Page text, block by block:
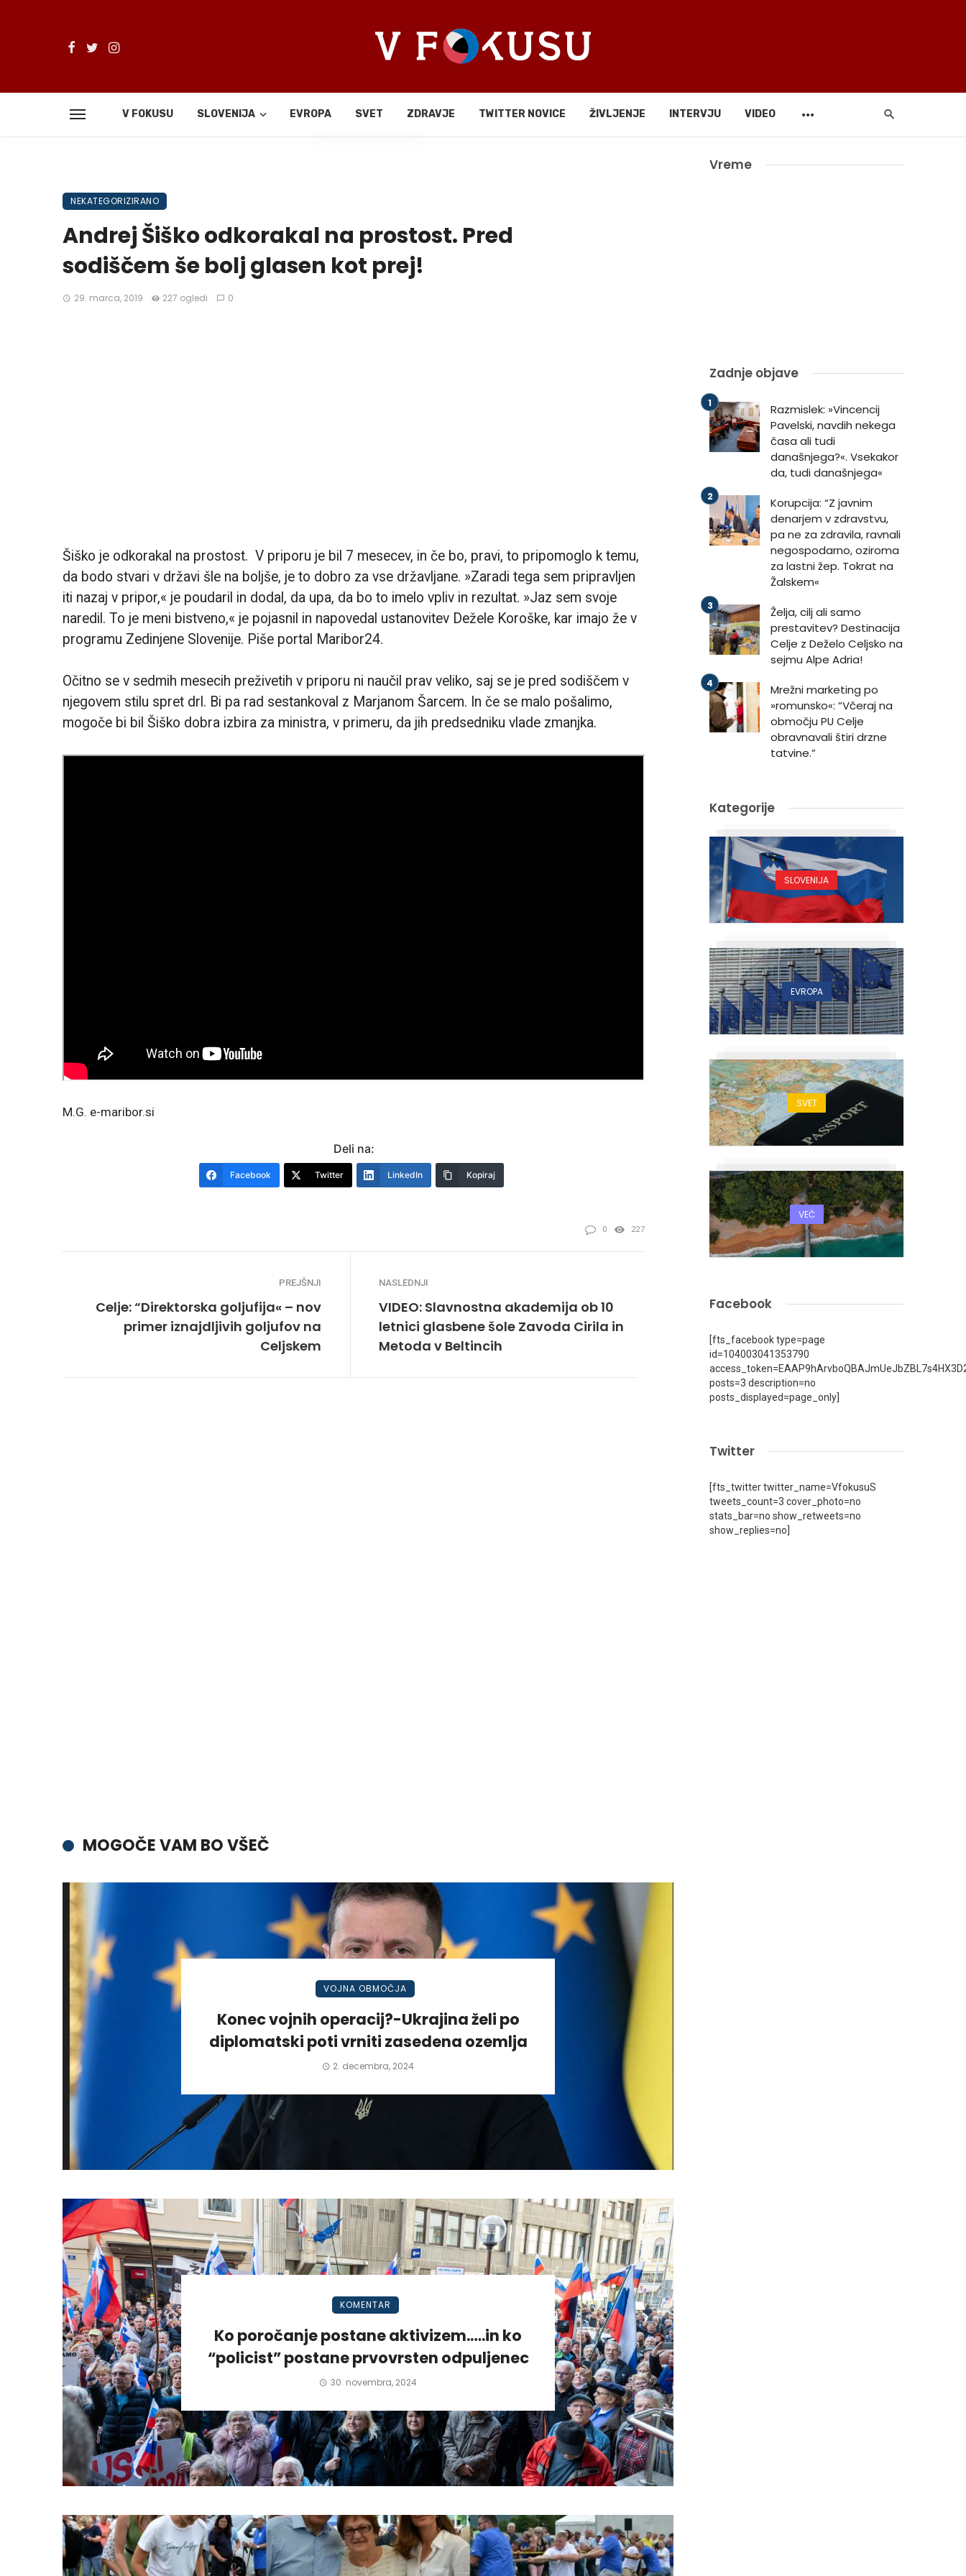
V FOKUSU SLOVENIJA EVROPA SVET ZDRAVJE TWITTER NOVICE ŽIVLJENJE INTERVJU VIDEO
Deli
NEKATEGORIZIRANO
Andrej Šiško odkorakal na prostost. Pred
sodiščem še bolj glasen kot prej!
29. marca, 2019 227 ogledi 0
Šiško je odkorakal na prostost. V priporu je bil 7 mesecev, in če bo, pravi, to pripomoglo k temu,
da bodo stvari v državi šle na boljše, je to dobro za vse državljane. »Zaradi tega sem pripravljen
iti nazaj v pripor,« je poudaril in dodal, da upa, da bo to imelo vpliv in rezultat. »Jaz sem svoje
naredil. To je meni bistveno,« je pojasnil in napovedal ustanovitev Dežele Koroške, kar imajo že v
programu Zedinjene Slovenije. Piše portal Maribor24.
Očitno se v sedmih mesecih preživetih v priporu ni naučil prav veliko, saj se je pred sodiščem v
njegovem stilu spret drl. Bi pa rad sestankoval z Marjanom Šarcem. In če se malo pošalimo,
mogoče bi bil Šiško dobra izbira za ministra, v primeru, da jih predsedniku vlade zmanjka.
M.G. e-maribor.si
Deli na:
Facebook Twitter LinkedIn Kopiraj
0 227
PREJŠNJI
Celje: “Direktorska goljufija« – nov
primer iznajdljivih goljufov na
Celjskem
NASLEDNJI
VIDEO: Slavnostna akademija ob 10
letnici glasbene šole Zavoda Cirila in
Metoda v Beltincih
MOGOČE VAM BO VŠEČ
VOJNA OBMOČJA
Konec vojnih operacij?-Ukrajina želi po
diplomatski poti vrniti zasedena ozemlja
2. decembra, 2024
KOMENTAR
Ko poročanje postane aktivizem.….in ko
“policist” postane prvovrsten odpuljenec
30. novembra, 2024
Vreme
Zadnje objave
Razmislek: »Vincencij
Pavelski, navdih nekega
časa ali tudi
današnjega?«. Vsekakor
da, tudi današnjega«
Korupcija: “Z javnim
denarjem v zdravstvu,
pa ne za zdravila, ravnali
negospodarno, oziroma
za lastni žep. Tokrat na
Žalskem«
Želja, cilj ali samo
prestavitev? Destinacija
Celje z Deželo Celjsko na
sejmu Alpe Adria!
Mrežni marketing po
»romunsko«: “Včeraj na
območju PU Celje
obravnavali štiri drzne
tatvine.”
Kategorije
SLOVENIJA
EVROPA
SVET
VEČ
Facebook
[fts_facebook type=page
id=104003041353790
posts=3 description=no
posts_displayed=page_only]
Twitter
[fts_twitter twitter_name=VfokusuS
tweets_count=3 cover_photo=no
stats_bar=no show_retweets=no
show_replies=no]